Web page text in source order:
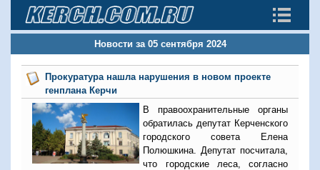
Новости за 05 сентября 2024
Прокуратура нашла нарушения в новом проекте
генплана Керчи
В правоохранительные органы
обратилась депутат Керченского
городского совета Елена
Полюшкина. Депутат посчитала,
что городские леса, согласно